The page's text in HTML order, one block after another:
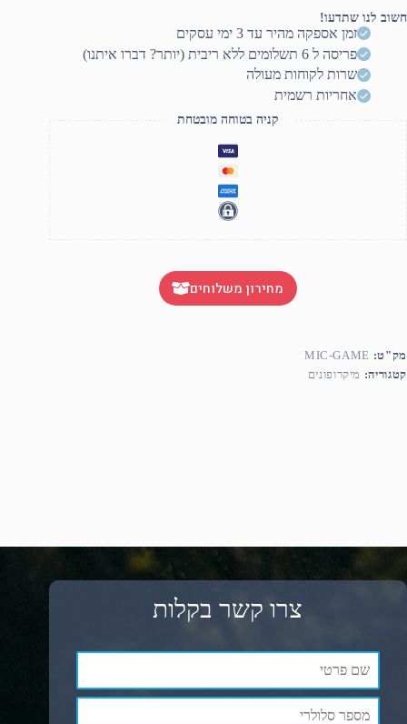
מקצועי
חשוב לנו שתדעו!
זמן אספקה מהיר עד 3 ימי עסקים
פריסה ל 6 תשלומים ללא ריבית (יותר? דברו איתנו)
שרות לקוחות מעולה
אחריות רשמית
קניה בטוחה מובטחת
מחירון משלוחים
מק"ט: MIC-GAME
קטגוריה: מיקרופונים
צרו קשר בקלות